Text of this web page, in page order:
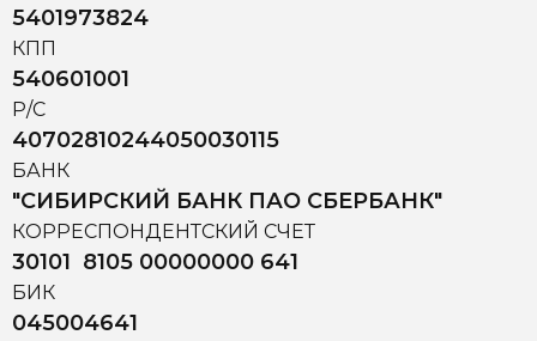
5401973824
КПП
540601001
Р/С
40702810244050030115
БАНК
"СИБИРСКИЙ БАНК ПАО СБЕРБАНК"
КОРРЕСПОНДЕНТСКИЙ СЧЕТ
30101 8105 00000000 641
БИК
045004641